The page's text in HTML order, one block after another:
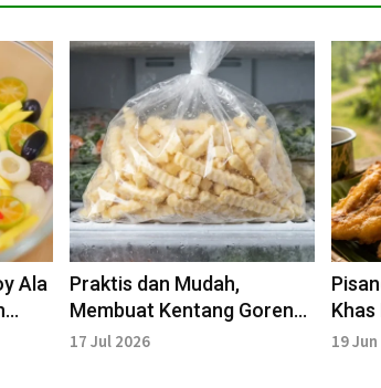
Ala
Praktis dan Mudah,
Membuat Kentang Goreng
Frozen di Rumah
17 Jul 2026 19